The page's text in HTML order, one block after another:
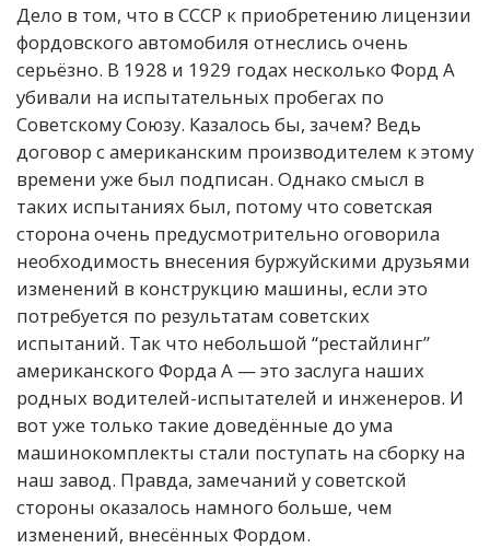
Дело в том, что в СССР к приобретению лицензии
фордовского автомобиля отнеслись очень
серьёзно. В 1928 и 1929 годах несколько Форд А
убивали на испытательных пробегах по
Советскому Союзу. Казалось бы, зачем? Ведь
договор с американским производителем к этому
времени уже был подписан. Однако смысл в
таких испытаниях был, потому что советская
сторона очень предусмотрительно оговорила
необходимость внесения буржуйскими друзьями
изменений в конструкцию машины, если это
потребуется по результатам советских
испытаний. Так что небольшой “рестайлинг”
американского Форда А — это заслуга наших
родных водителей-испытателей и инженеров. И
вот уже только такие доведённые до ума
машинокомплекты стали поступать на сборку на
наш завод. Правда, замечаний у советской
стороны оказалось намного больше, чем
изменений, внесённых Фордом.